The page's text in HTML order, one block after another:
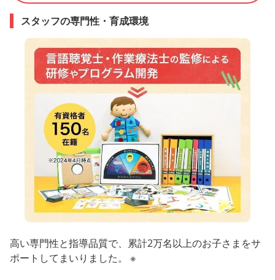
スタッフの専門性・育成環境
高い専門性と指導品質で、累計2万名以上のお子さまをサ
ポートしてまいりました。 ※